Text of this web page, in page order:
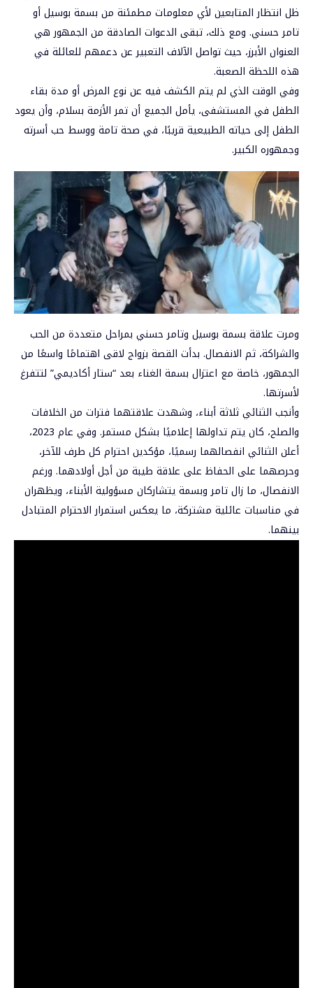
ظل انتظار المتابعين لأي معلومات مطمئنة من بسمة بوسيل أو
تامر حسني. ومع ذلك، تبقى الدعوات الصادقة من الجمهور هي
العنوان الأبرز، حيث تواصل الآلاف التعبير عن دعمهم للعائلة في
هذه اللحظة الصعبة.
وفي الوقت الذي لم يتم الكشف فيه عن نوع المرض أو مدة بقاء
الطفل في المستشفى، يأمل الجميع أن تمر الأزمة بسلام، وأن يعود
الطفل إلى حياته الطبيعية قريبًا، في صحة تامة ووسط حب أسرته
وجمهوره الكبير.
ومرت علاقة بسمة بوسيل وتامر حسني بمراحل متعددة من الحب
والشراكة، ثم الانفصال. بدأت القصة بزواج لاقى اهتمامًا واسعًا من
الجمهور، خاصة مع اعتزال بسمة الغناء بعد “ستار أكاديمي” لتتفرغ
لأسرتها.
وأنجب الثنائي ثلاثة أبناء، وشهدت علاقتهما فترات من الخلافات
والصلح، كان يتم تداولها إعلاميًا بشكل مستمر. وفي عام 2023،
أعلن الثنائي انفصالهما رسميًا، مؤكدين احترام كل طرف للآخر،
وحرصهما على الحفاظ على علاقة طيبة من أجل أولادهما. ورغم
الانفصال، ما زال تامر وبسمة يتشاركان مسؤولية الأبناء، ويظهران
في مناسبات عائلية مشتركة، ما يعكس استمرار الاحترام المتبادل
بينهما.